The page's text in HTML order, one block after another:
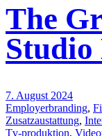
The
7. August 2024
Employerbranding,
Zusatzaustattung,
Tv-produktion,